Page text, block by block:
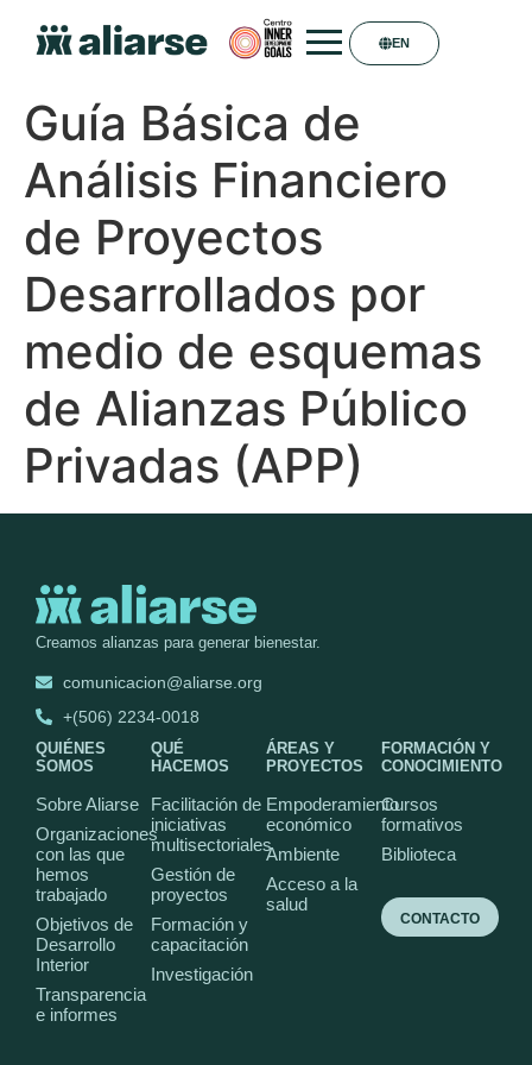
EN
Guía Básica de
Análisis Financiero
de Proyectos
Desarrollados por
medio de esquemas
de Alianzas Público
Privadas (APP)
Creamos alianzas para generar bienestar.
comunicacion@aliarse.org
+(506) 2234-0018
QUIÉNES
SOMOS
Sobre Aliarse
Organizaciones
con las que
hemos
trabajado
Objetivos de
Desarrollo
Interior
Transparencia
e informes
QUÉ
HACEMOS
Facilitación de
iniciativas
multisectoriales
Gestión de
proyectos
Formación y
capacitación
Investigación
ÁREAS Y
PROYECTOS
Empoderamiento
económico
Ambiente
Acceso a la
salud
FORMACIÓN Y
CONOCIMIENTO
Cursos
formativos
Biblioteca
CONTACTO